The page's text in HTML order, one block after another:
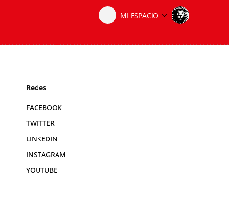
Redes
FACEBOOK
TWITTER
LINKEDIN
INSTAGRAM
YOUTUBE